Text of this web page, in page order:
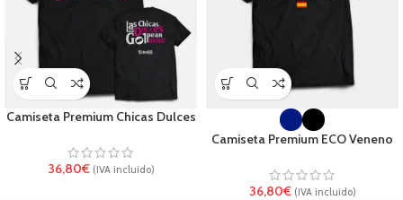
Camiseta Premium Chicas Dulces
36,80€ (IVA incluido)
Camiseta Premium ECO Veneno
36,80€ (IVA incluido)